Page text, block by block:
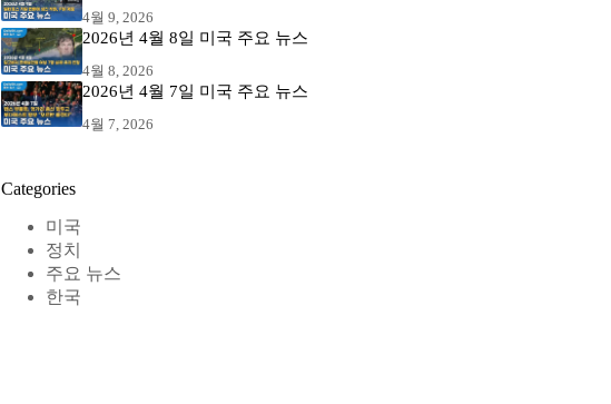
4월 9, 2026
2026년 4월 8일 미국 주요 뉴스
4월 8, 2026
2026년 4월 7일 미국 주요 뉴스
4월 7, 2026
Categories
미국
정치
주요 뉴스
한국